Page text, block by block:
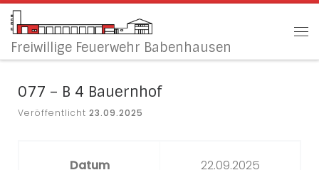
Zum Inhalt springen
Freiwillige Feuerwehr Babenhausen
077 – B 4 Bauernhof
Veröffentlicht 23.09.2025
Datum 22.09.2025